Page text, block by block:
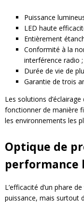
Puissance
LED haute
Entièrement
Conformité à la
interférence radio ;
Durée de vie de
Garantie de trois
Les solutions
fonctionner de manière
les environnements les
Optique de
performance
L’efficacité d’un phare
puissance, mais surtout